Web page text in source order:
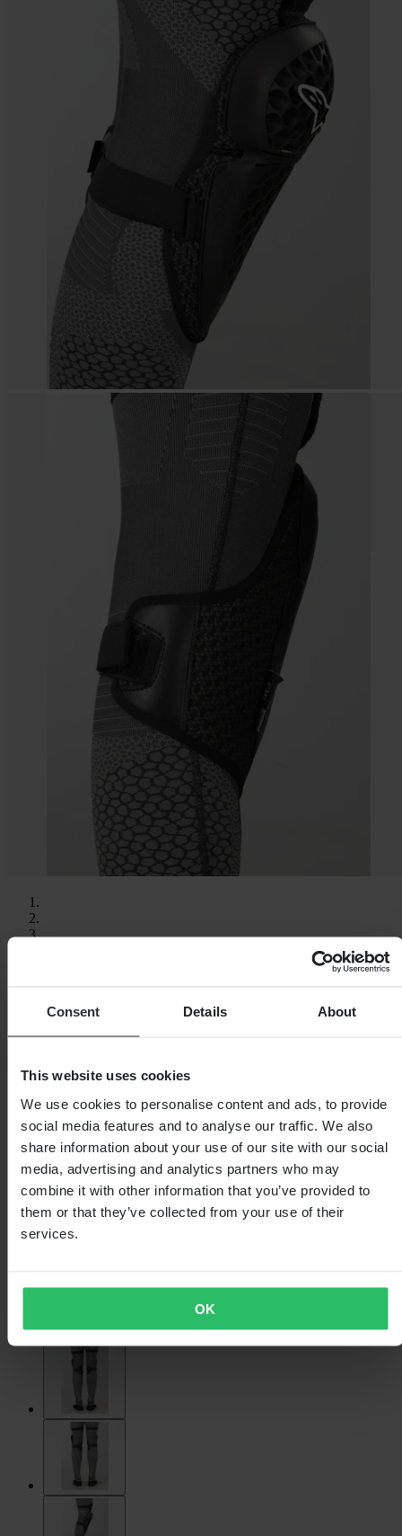
Consent Details About
This website uses cookies
We use cookies to personalise content and ads, to provide
social media features and to analyse our traffic. We also
share information about your use of our site with our social
media, advertising and analytics partners who may
combine it with other information that you’ve provided to
them or that they’ve collected from your use of their
services.
OK